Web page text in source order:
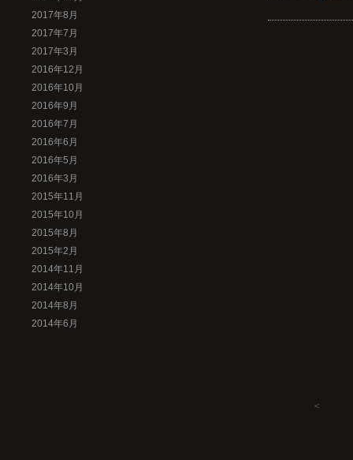
2017年8月
2017年7月
2017年3月
2016年12月
2016年10月
2016年9月
2016年7月
2016年6月
2016年5月
2016年3月
2015年11月
2015年10月
2015年8月
2015年2月
2014年11月
2014年10月
2014年8月
2014年6月
＜